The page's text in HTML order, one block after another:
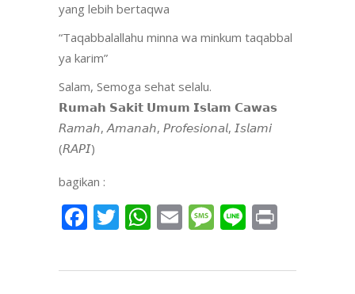
yang lebih bertaqwa
“Taqabbalallahu minna wa minkum taqabbal
ya karim”
Salam, Semoga sehat selalu.
𝗥𝘂𝗺𝗮𝗵 𝗦𝗮𝗸𝗶𝘁 𝗨𝗺𝘂𝗺 𝗜𝘀𝗹𝗮𝗺 𝗖𝗮𝘄𝗮𝘀
𝘙𝘢𝘮𝘢𝘩, 𝘈𝘮𝘢𝘯𝘢𝘩, 𝘗𝘳𝘰𝘧𝘦𝘴𝘪𝘰𝘯𝘢𝘭, 𝘐𝘴𝘭𝘢𝘮𝘪
(𝘙𝘈𝘗𝘐)
bagikan :
Facebook
Twitter
WhatsApp
EmailMessage
Line